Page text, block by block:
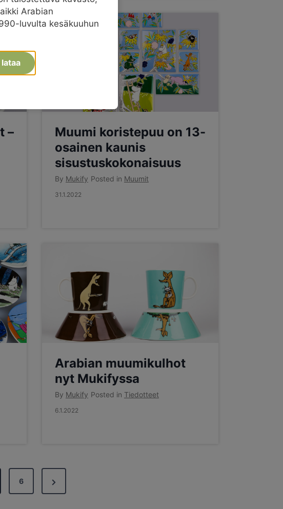
–
Muumi koristepuu on 13-
osainen kaunis
sisustuskokonaisuus
By Mukify Posted in Muumit
31.1.2022
Arabian muumikulhot
nyt Mukifyssa
By Mukify Posted in Tiedotteet
6.1.2022
6
N
e
Arabian
luvulta kesäkuuhun